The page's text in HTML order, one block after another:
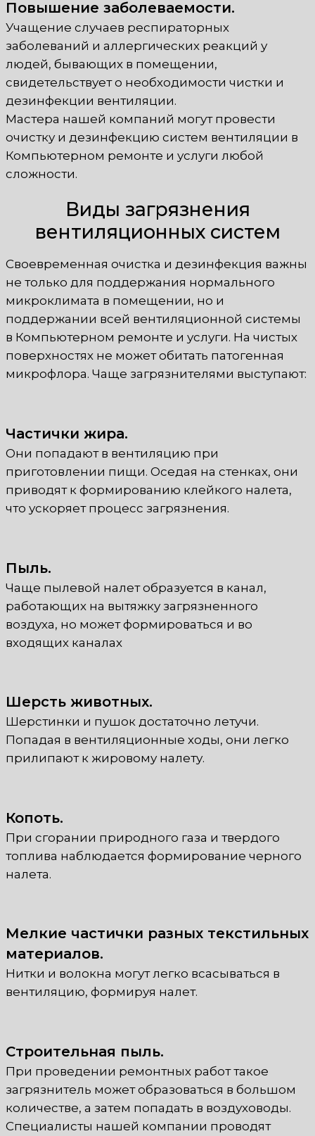
Повышение заболеваемости.
Учащение случаев респираторных
заболеваний и аллергических реакций у
людей, бывающих в помещении,
свидетельствует о необходимости чистки и
дезинфекции вентиляции.
Мастера нашей компаний могут провести
очистку и дезинфекцию систем вентиляции в
Компьютерном ремонте и услуги любой
сложности.
Виды загрязнения
вентиляционных систем
Своевременная очистка и дезинфекция важны
не только для поддержания нормального
микроклимата в помещении, но и
поддержании всей вентиляционной системы
в Компьютерном ремонте и услуги. На чистых
поверхностях не может обитать патогенная
микрофлора. Чаще загрязнителями выступают:
Частички жира.
Они попадают в вентиляцию при
приготовлении пищи. Оседая на стенках, они
приводят к формированию клейкого налета,
что ускоряет процесс загрязнения.
Пыль.
Чаще пылевой налет образуется в канал,
работающих на вытяжку загрязненного
воздуха, но может формироваться и во
входящих каналах
Шерсть животных.
Шерстинки и пушок достаточно летучи.
Попадая в вентиляционные ходы, они легко
прилипают к жировому налету.
Копоть.
При сгорании природного газа и твердого
топлива наблюдается формирование черного
налета.
Мелкие частички разных текстильных
материалов.
Нитки и волокна могут легко всасываться в
вентиляцию, формируя налет.
Строительная пыль.
При проведении ремонтных работ такое
загрязнитель может образоваться в большом
количестве, а затем попадать в воздуховоды.
Специалисты нашей компании проводят